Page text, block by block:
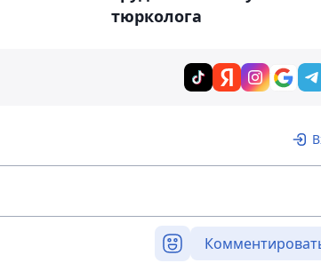
тюрколога